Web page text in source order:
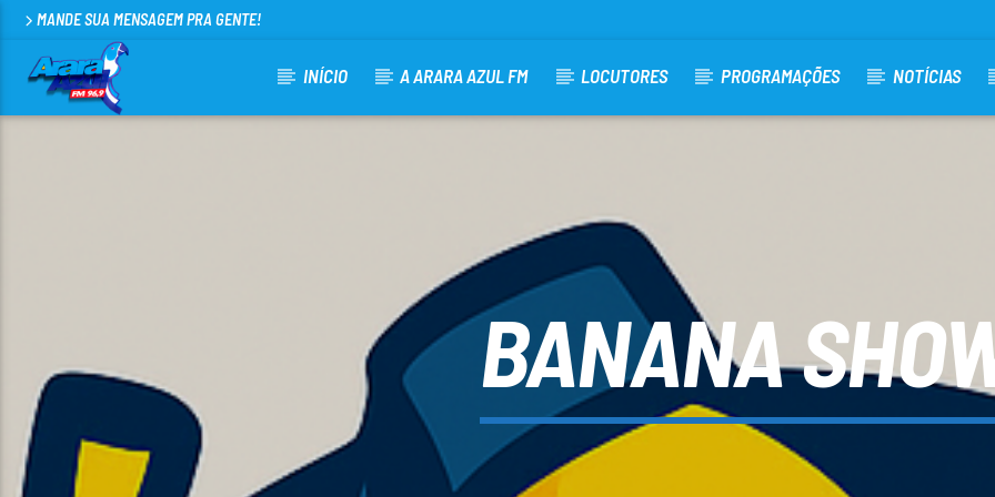
MANDE SUA MENSAGEM PRA GENTE!
INÍCIO A ARARA AZUL FM LOCUTORES PROGRAMAÇÕES NOTÍCIAS
BANANA